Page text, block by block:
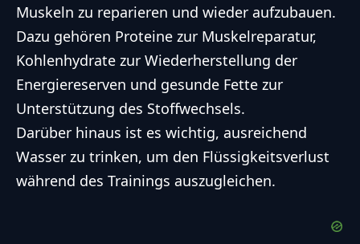
Muskeln zu reparieren und wieder aufzubauen.
Dazu gehören Proteine zur Muskelreparatur,
Kohlenhydrate zur Wiederherstellung der
Energiereserven und gesunde Fette zur
Unterstützung des Stoffwechsels.
Darüber hinaus ist es wichtig, ausreichend
Wasser zu trinken, um den Flüssigkeitsverlust
während des Trainings auszugleichen.